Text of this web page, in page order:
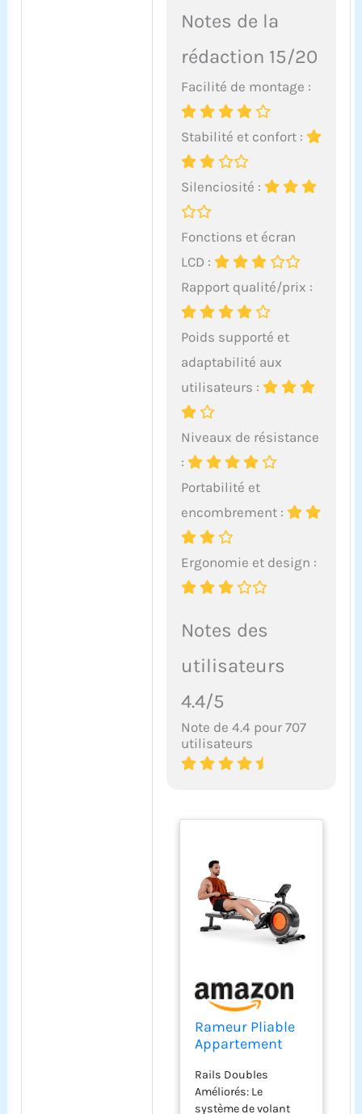
Notes de la
rédaction 15/20
Facilité de montage :
Stabilité et confort :
Silenciosité :
Fonctions et écran
LCD :
Rapport qualité/prix :
Poids supporté et
adaptabilité aux
utilisateurs :
Niveaux de résistance
:
Portabilité et
encombrement :
Ergonomie et design :
Notes des
utilisateurs
4.4/5
Note de 4.4 pour 707
utilisateurs
Rameur Pliable
Appartement
Magnétique 16
Niv de
Rails Doubles
Améliorés: Le
système de volant